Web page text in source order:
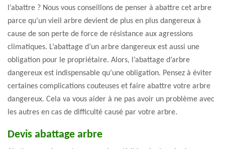
l’abattre ? Nous vous conseillons de penser à abattre cet arbre
parce qu’un vieil arbre devient de plus en plus dangereux à
cause de son perte de force de résistance aux agressions
climatiques. L’abattage d’un arbre dangereux est aussi une
obligation pour le propriétaire. Alors, l’abattage d’arbre
dangereux est indispensable qu’une obligation. Pensez à éviter
certaines complications couteuses et faire abattre votre arbre
dangereux. Cela va vous aider à ne pas avoir un problème avec
les autres en cas de difficulté causé par votre arbre.
Devis abattage arbre